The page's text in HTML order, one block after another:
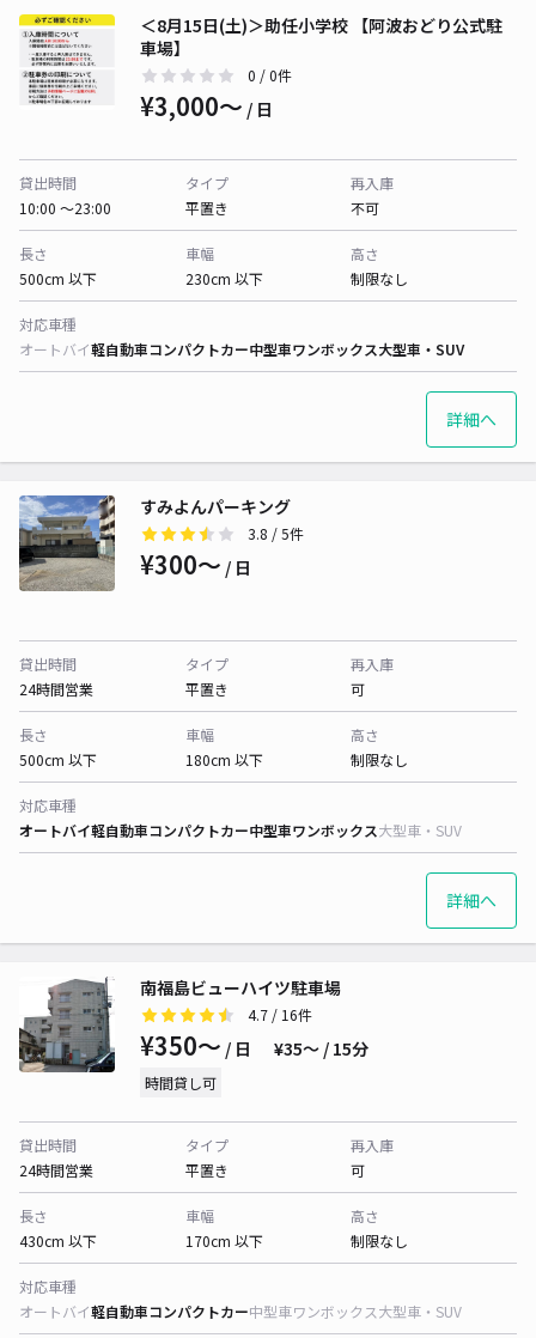
＜8月15日(土)＞助任小学校 【阿波おどり公式駐
車場】
0 / 0件
¥3,000〜 / 日
貸出時間
10:00 〜23:00
タイプ
平置き
再入庫
不可
長さ
500cm 以下
車幅
230cm 以下
高さ
制限なし
対応車種
オートバイ軽自動車コンパクトカー中型車ワンボックス大型車・SUV
詳細へ
すみよんパーキング
3.8 / 5件
¥300〜 / 日
貸出時間
24時間営業
タイプ
平置き
再入庫
可
長さ
500cm 以下
車幅
180cm 以下
高さ
制限なし
対応車種
オートバイ軽自動車コンパクトカー中型車ワンボックス大型車・SUV
詳細へ
南福島ビューハイツ駐車場
4.7 / 16件
¥350〜 / 日 ¥35〜 / 15分
時間貸し可
貸出時間
24時間営業
タイプ
平置き
再入庫
可
長さ
430cm 以下
車幅
170cm 以下
高さ
制限なし
対応車種
オートバイ軽自動車コンパクトカー中型車ワンボックス大型車・SUV